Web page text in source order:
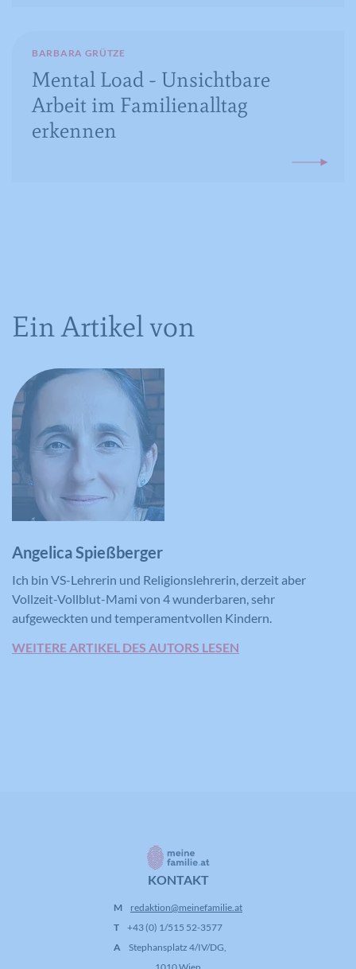
BARBARA GRÜTZE
Mental Load - Unsichtbare
Arbeit im Familienalltag
erkennen
Ein Artikel von
Angelica Spießberger
Ich bin VS-Lehrerin und Religionslehrerin, derzeit aber
Vollzeit-Vollblut-Mami von 4 wunderbaren, sehr
aufgeweckten und temperamentvollen Kindern.
WEITERE ARTIKEL DES AUTORS LESEN
KONTAKT
M
redaktion@meinefamilie.at
T
+43 (0) 1/515 52-3577
A
Stephansplatz 4/IV/DG,